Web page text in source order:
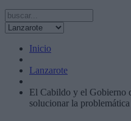
Inicio
Lanzarote
El Cabildo y el Gobierno
solucionar la